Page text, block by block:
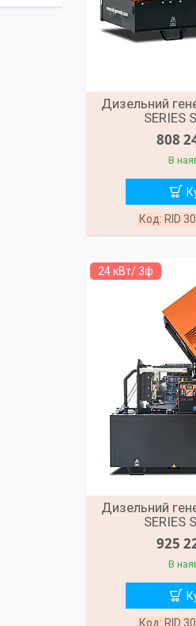
Дизельний
SERIES
808
В
RID
24 кВт/ 3ф
Дизельний
SERIES
925
В
RID